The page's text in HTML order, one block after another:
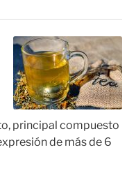
principal compuesto
de más de 6